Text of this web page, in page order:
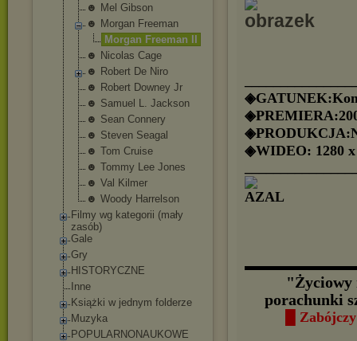
☻ Mel Gibson
☻ Morgan Freeman
Morgan Freeman II
☻ Nicolas Cage
☻ Robert De Niro
☻ Robert Downey Jr
☻ Samuel L. Jackson
☻ Sean Connery
☻ Steven Seagal
☻ Tom Cruise
☻ Tommy Lee Jones
☻ Val Kilmer
☻ Woody Harrelson
Filmy wg kategorii (mały
zasób)
Gale
Gry
HISTORYCZNE
Inne
Książki w jednym folderze
Muzyka
POPULARNONAUKOWE
◈WIDEO: 1280 x
"Życiowy
porachunki
█